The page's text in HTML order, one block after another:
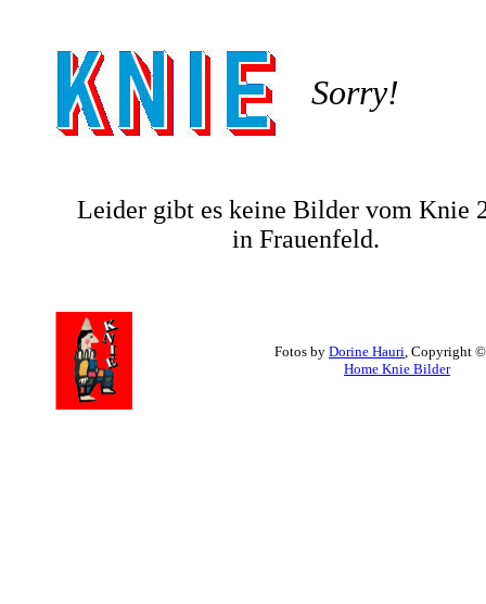
Sorry!
Leider gibt es keine Bilder vom Knie
in Frauenfeld.
Fotos by Dorine Hauri, Copyright
Home Knie Bilder